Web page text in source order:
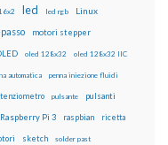
led led rgb Linux
motori stepper
oled 128x32 oled 128x32 IIC
automatica penna iniezione fluidi
pulsante pulsanti
Raspberry Pi 3 raspbian ricetta
sketch solder past